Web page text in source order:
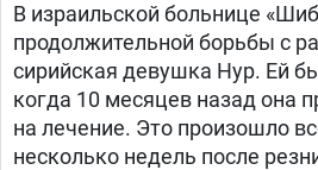
В израильской больнице
продолжительной борьбы с
сирийская девушка Нур. Ей
когда 10 месяцев назад она
на лечение. Это произошло
несколько недель после